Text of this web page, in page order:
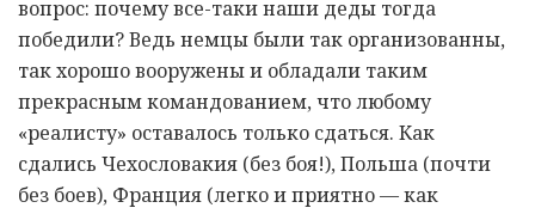
вопрос: почему все-таки наши деды тогда
победили? Ведь немцы были так организованны,
так хорошо вооружены и обладали таким
прекрасным командованием, что любому
«реалисту» оставалось только сдаться. Как
сдались Чехословакия (без боя!), Польша (почти
без боев), Франция (легко и приятно — как